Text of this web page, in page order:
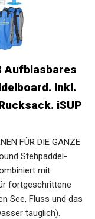
Aufblasbares
Inkl.
iSUP
FÜR DIE GANZE
Stehpaddel-
mit
fortgeschrittene
See, Fluss und das
tauglich).